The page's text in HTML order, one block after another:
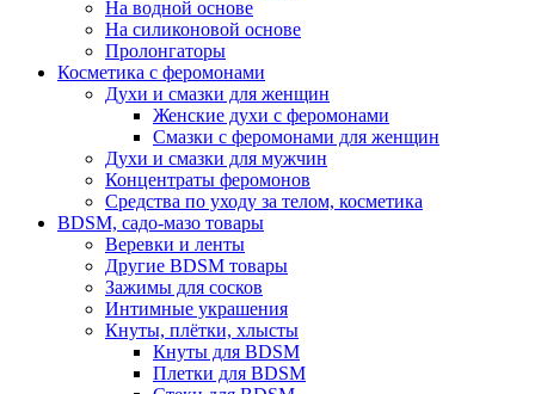
На водной основе
На силиконовой основе
Пролонгаторы
Косметика с феромонами
Духи и смазки для женщин
Женские духи с феромонами
Смазки с феромонами для женщин
Духи и смазки для мужчин
Концентраты феромонов
Средства по уходу за телом, косметика
BDSM, садо-мазо товары
Веревки и ленты
Другие BDSM товары
Зажимы для сосков
Интимные украшения
Кнуты, плётки, хлысты
Кнуты для BDSM
Плетки для BDSM